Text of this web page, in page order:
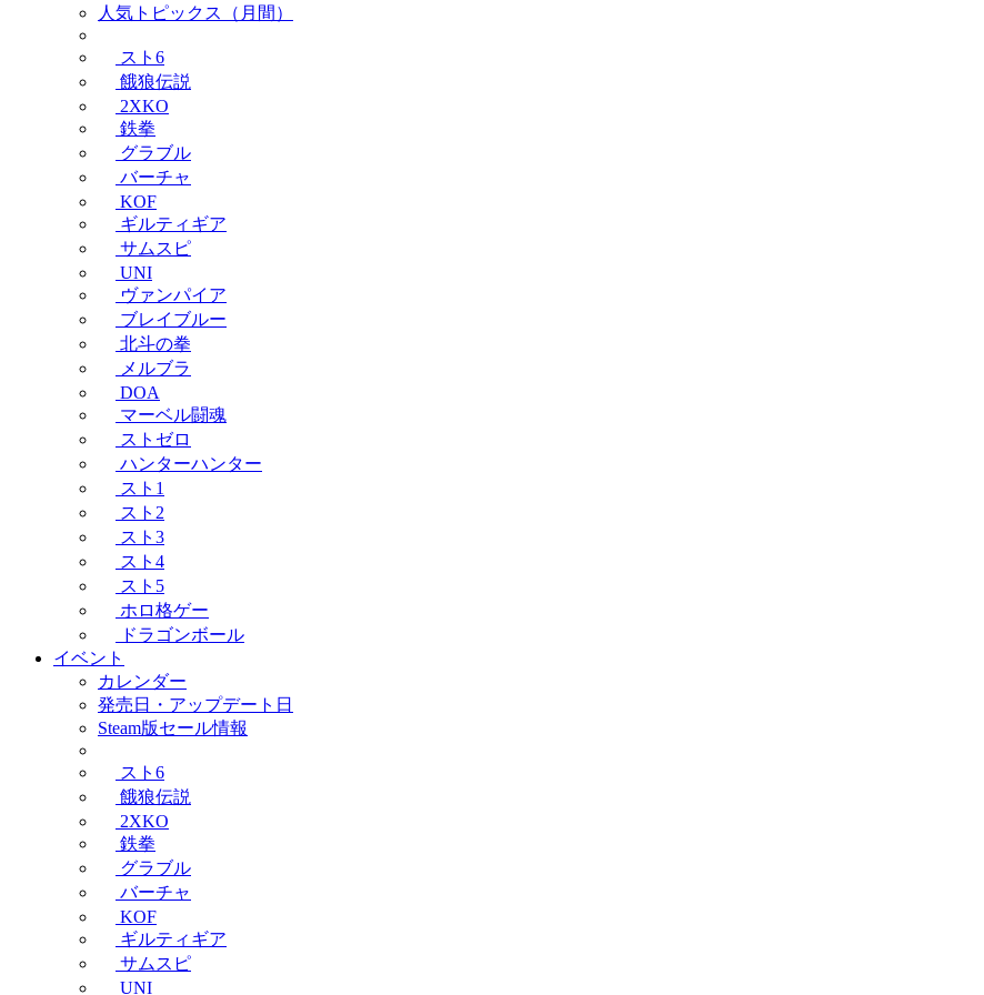
人気トピックス（月間）
スト6
餓狼伝説
2XKO
鉄拳
グラブル
バーチャ
KOF
ギルティギア
サムスピ
UNI
ヴァンパイア
ブレイブルー
北斗の拳
メルブラ
DOA
マーベル闘魂
ストゼロ
ハンターハンター
スト1
スト2
スト3
スト4
スト5
ホロ格ゲー
ドラゴンボール
イベント
カレンダー
発売日・アップデート日
Steam版セール情報
スト6
餓狼伝説
2XKO
鉄拳
グラブル
バーチャ
KOF
ギルティギア
サムスピ
UNI